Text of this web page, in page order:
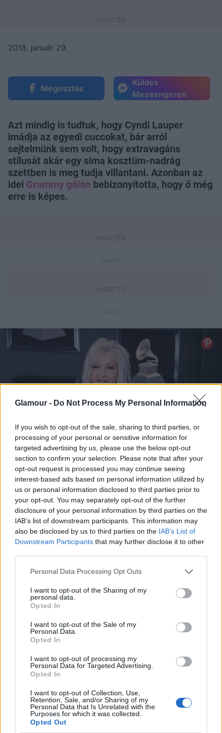
Glamour - Do Not Process My Personal Information
If you wish to opt-out of the sale, sharing to third parties, or
processing of your personal or sensitive information for
targeted advertising by us, please use the below opt-out
section to confirm your selection. Please note that after your
opt-out request is processed you may continue seeing
interest-based ads based on personal information utilized by
us or personal information disclosed to third parties prior to
your opt-out. You may separately opt-out of the further
disclosure of your personal information by third parties on the
IAB’s list of downstream participants. This information may
also be disclosed by us to third parties on the IAB’s List of
Downstream Participants that may further disclose it to other
Please note that this website/app uses one or more Google
not limited to your visit or usage behaviour. You may click to
grant or deny consent to Google and its third-party tags to
use your data for below specified purposes in below Google
consent section.
Personal Data Processing Opt Outs
I want to opt-out of the Sharing of my
personal data.
Opted In
I want to opt-out of the Sale of my
Personal Data.
Opted In
I want to opt-out of processing my
Personal Data for Targeted Advertising.
Opted In
I want to opt-out of Collection, Use,
Retention, Sale, and/or Sharing of my
Personal Data that Is Unrelated with the
Purposes for which it was collected.
Opted Out
2018. január 29.
Megosztás
Küldés
Messengeren
Azt mindig is tudtuk, hogy Cyndi Lauper
imádja az egyedi cuccokat, bár arról
sejtelmünk sem volt, hogy extravagáns
stílusát akár egy sima kosztüm-nadrág
szettben is meg tudja villantani. Azonban az
idei Grammy gálán bebizonyította, hogy ő még
erre is képes.
Cyndi Lauper